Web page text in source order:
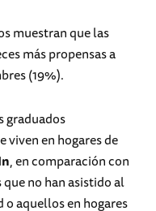
muestran que las
más propensas a
(19%).
graduados
viven en hogares de
, en comparación con
no han asistido al
o aquellos en hogares